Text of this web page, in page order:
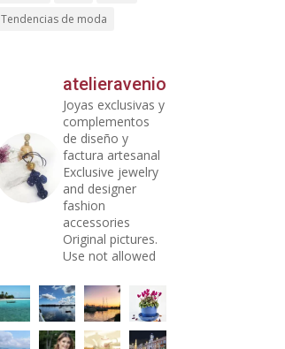
Tendencias de moda
atelieravenio
Joyas exclusivas y
complementos
de diseño y
factura artesanal
Exclusive jewelry
and designer
fashion
accessories
Original pictures.
Use not allowed